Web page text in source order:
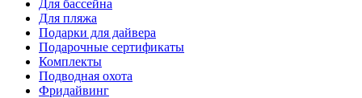
Для бассейна
Для пляжа
Подарки для дайвера
Подарочные сертификаты
Комплекты
Подводная охота
Фридайвинг